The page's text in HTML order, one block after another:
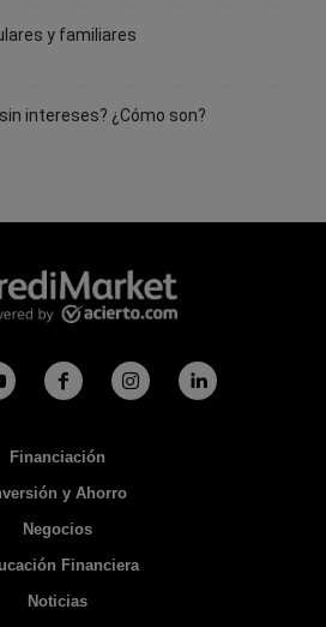
y familiares
intereses? ¿Cómo son?
Financiación
y Ahorro
Negocios
Financiera
Noticias